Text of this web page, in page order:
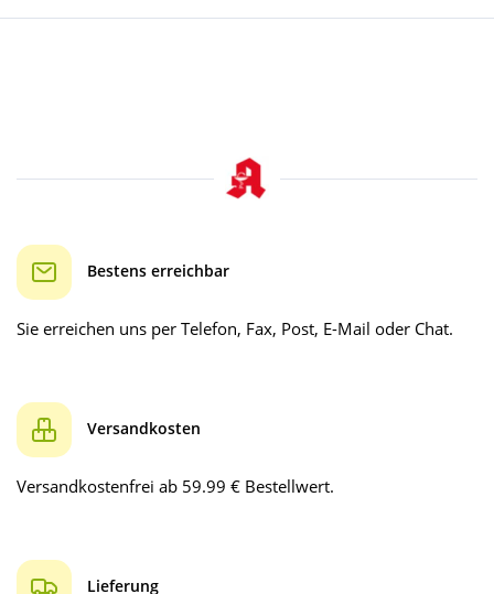
Bestens erreichbar
Sie erreichen uns per Telefon, Fax, Post, E-Mail oder Chat.
Versandkosten
Versandkostenfrei ab 59.99 € Bestellwert.
Lieferung